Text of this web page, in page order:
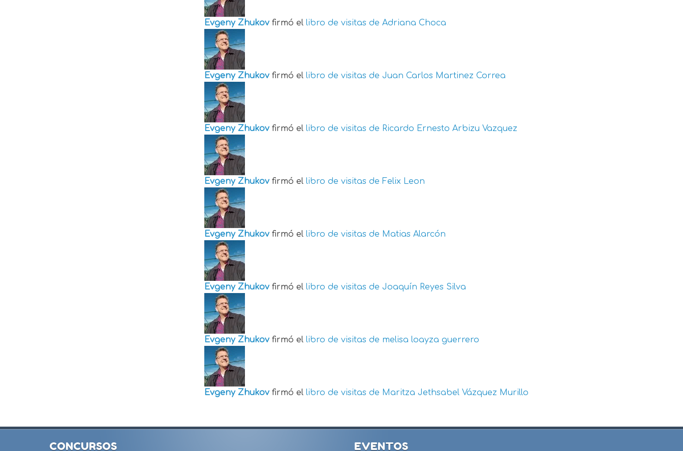
Evgeny Zhukov firmó el libro de visitas de Adriana Choca
Evgeny Zhukov firmó el libro de visitas de Juan Carlos Martinez Correa
Evgeny Zhukov firmó el libro de visitas de Ricardo Ernesto Arbizu Vazquez
Evgeny Zhukov firmó el libro de visitas de Felix Leon
Evgeny Zhukov firmó el libro de visitas de Matias Alarcón
Evgeny Zhukov firmó el libro de visitas de Joaquín Reyes Silva
Evgeny Zhukov firmó el libro de visitas de melisa loayza guerrero
Evgeny Zhukov firmó el libro de visitas de Maritza Jethsabel Vázquez Murillo
CONCURSOS EVENTOS